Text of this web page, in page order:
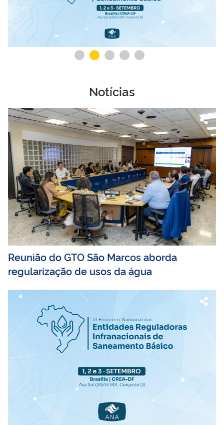
Notícias
Reunião do GTO São Marcos aborda
regularização de usos da água